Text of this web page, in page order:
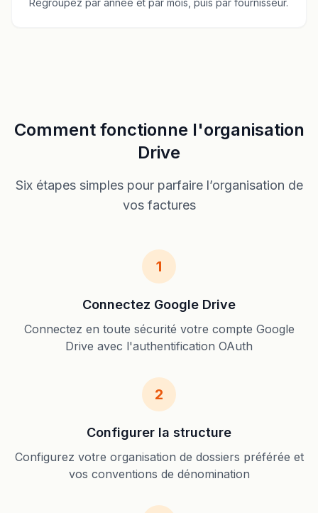
Regroupez par année et par mois, puis par fournisseur.
Comment fonctionne l'organisation
Drive
Six étapes simples pour parfaire l’organisation de
vos factures
1
Connectez Google Drive
Connectez en toute sécurité votre compte Google
Drive avec l'authentification OAuth
2
Configurer la structure
Configurez votre organisation de dossiers préférée et
vos conventions de dénomination